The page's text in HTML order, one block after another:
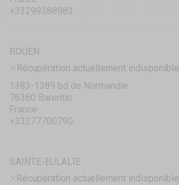
+33299388983
ROUEN
Récupération actuellement indisponible
1383-1389 bd de Normandie
76360 Barentin
France
+33277700790
SAINTE-EULALIE
Récupération actuellement indisponible